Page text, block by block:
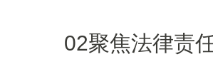
02聚焦法律责